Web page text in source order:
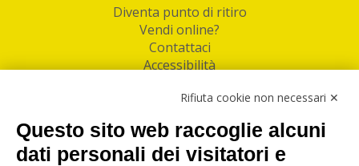
Diventa punto di ritiro
Vendi online?
Contattaci
Accessibilità
Facebook
Linkedin
Rifiuta cookie non necessari ✕
Questo sito web raccoglie alcuni
dati personali dei visitatori e